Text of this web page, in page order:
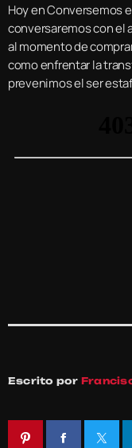
Hoy en Conversemos
conversaremos con el
al momento de
como enfrentar la
prevenimos el ser
Escrito por